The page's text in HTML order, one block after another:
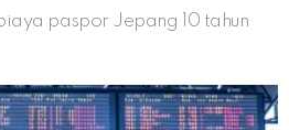
paspor Jepang 10 tahun